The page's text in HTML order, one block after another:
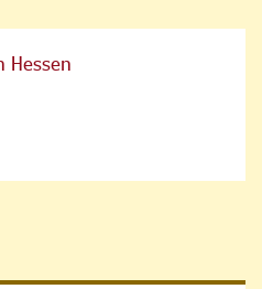
Hessen